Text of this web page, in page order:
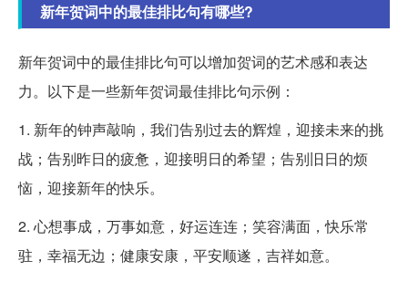
新年贺词中的最佳排比句有哪些?
新年贺词中的最佳排比句可以增加贺词的艺术感和表达
力。以下是一些新年贺词最佳排比句示例：
1. 新年的钟声敲响，我们告别过去的辉煌，迎接未来的挑
战；告别昨日的疲惫，迎接明日的希望；告别旧日的烦
恼，迎接新年的快乐。
2. 心想事成，万事如意，好运连连；笑容满面，快乐常
驻，幸福无边；健康安康，平安顺遂，吉祥如意。